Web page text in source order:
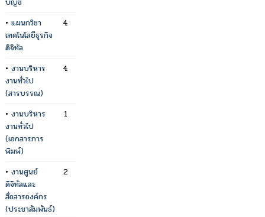
• แผนกวิชา
เทคโนโลยีธุรกิจ
ดิจิทัล
4
• งานบริหาร
งานทั่วไป
(สารบรรณ)
4
• งานบริหาร
งานทั่วไป
(เอกสารการ
พิมพ์)
1
• งานศูนย์
ดิจิทัลและ
สื่อสารองค์กร
(ประชาสัมพันธ์)
2